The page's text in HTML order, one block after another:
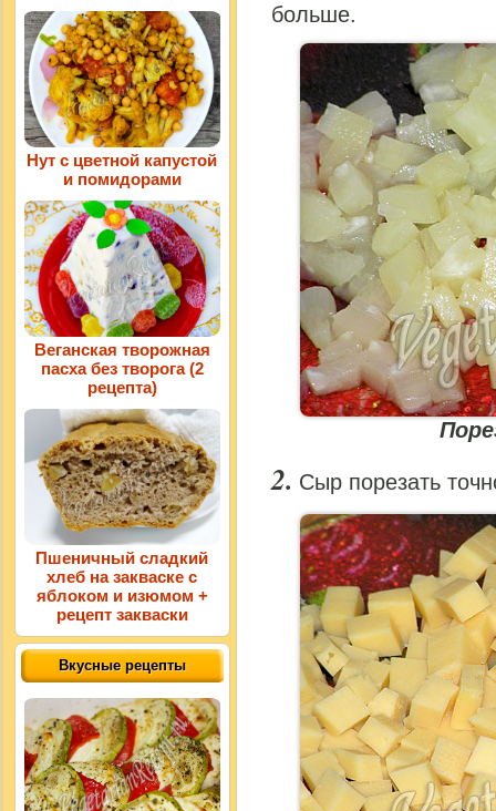
больше.
Сыр порезать
Нут с цветной капустой
и помидорами
Веганская творожная
пасха без творога (2
рецепта)
Пшеничный сладкий
хлеб на закваске с
яблоком и изюмом +
рецепт закваски
Вкусные рецепты